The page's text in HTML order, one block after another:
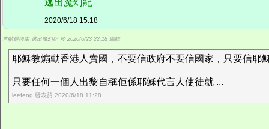
逃出魔幻紀
2020/6/18 15:18
本帖最後由 逃出魔幻紀 於 2020/6/23 22:18 編輯
耶穌教煽動香港人賣國，不要信政府不要信國家，只要信耶
只要任何一個人出黎自稱佢係耶穌代言人使徒就 ...
leefeng 發表於 2020/6/18 11:28